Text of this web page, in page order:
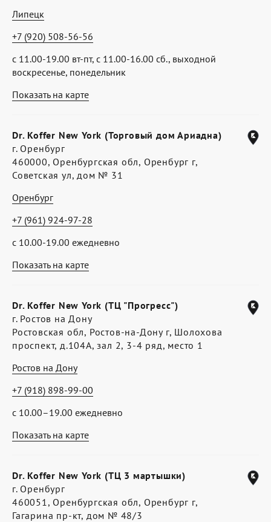
Показать на карте
Липецк
с 11.00-19.00 вт-пт, с 11.00-16.00 сб., выходной
воскресенье, понедельник
+7 (920) 508-56-56
Показать на карте
Dr. Koffer New York (Торговый дом Ариадна)
г. Оренбург
460000, Оренбургская обл, Оренбург г,
Советская ул, дом № 31
Оренбург
с 10.00-19.00 ежедневно
+7 (961) 924-97-28
Показать на карте
Dr. Koffer New York (ТЦ "Прогресс")
г. Ростов на Дону
Ростовская обл, Ростов-на-Дону г, Шолохова
проспект, д.104А, зал 2, 3-4 ряд, место 1
Ростов на Дону
с 10.00–19.00 ежедневно
+7 (918) 898-99-00
Dr. Koffer New York (ТЦ 3 мартышки)
г. Оренбург
460051, Оренбургская обл, Оренбург г,
Гагарина пр-кт, дом № 48/3